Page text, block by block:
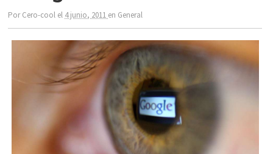
PorCero-cool el 4 junio, 2011 en General